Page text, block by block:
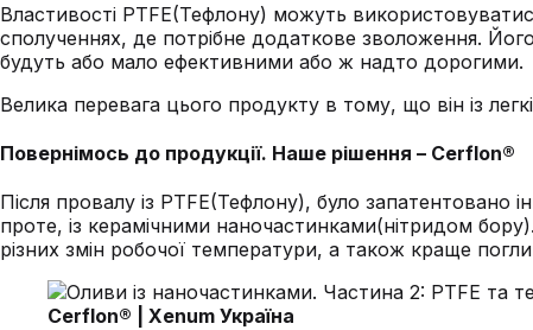
Властивості PTFE(Тефлону) можуть
сполученнях, де потрібне додаткове зволоження.
будуть або мало ефективними або ж надто дорогими.
Велика перевага цього продукту в тому, що він із
Повернімось до продукції. Наше рішення – Cerflon®
Після провалу із PTFE(Тефлону), було запатентовано
проте, із керамічними наночастинками(нітридом
різних змін робочої температури, а також краще
Cerflon® | Xenum Україна